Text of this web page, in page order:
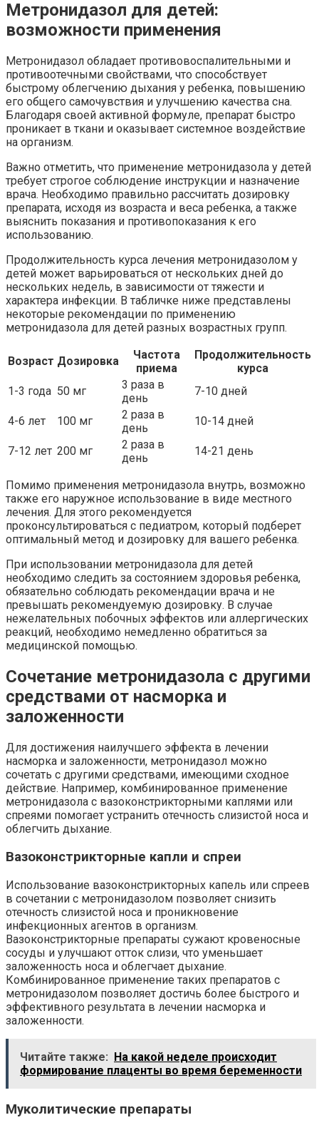
Метронидазол для детей:
возможности применения
Метронидазол обладает противовоспалительными и
противоотечными свойствами, что способствует
быстрому облегчению дыхания у ребенка, повышению
его общего самочувствия и улучшению качества сна.
Благодаря своей активной формуле, препарат быстро
проникает в ткани и оказывает системное воздействие
на организм.
Важно отметить, что применение метронидазола у детей
требует строгое соблюдение инструкции и назначение
врача. Необходимо правильно рассчитать дозировку
препарата, исходя из возраста и веса ребенка, а также
выяснить показания и противопоказания к его
использованию.
Продолжительность курса лечения метронидазолом у
детей может варьироваться от нескольких дней до
нескольких недель, в зависимости от тяжести и
характера инфекции. В табличке ниже представлены
некоторые рекомендации по применению
метронидазола для детей разных возрастных групп.
Возраст Дозировка
Частота
приема
Продолжительность
курса
1-3 года 50 мг
3 раза в
день
7-10 дней
4-6 лет 100 мг
2 раза в
день
10-14 дней
7-12 лет 200 мг
2 раза в
день
14-21 день
Помимо применения метронидазола внутрь, возможно
также его наружное использование в виде местного
лечения. Для этого рекомендуется
проконсультироваться с педиатром, который подберет
оптимальный метод и дозировку для вашего ребенка.
При использовании метронидазола для детей
необходимо следить за состоянием здоровья ребенка,
обязательно соблюдать рекомендации врача и не
превышать рекомендуемую дозировку. В случае
нежелательных побочных эффектов или аллергических
реакций, необходимо немедленно обратиться за
медицинской помощью.
Сочетание метронидазола с другими
средствами от насморка и
заложенности
Для достижения наилучшего эффекта в лечении
насморка и заложенности, метронидазол можно
сочетать с другими средствами, имеющими сходное
действие. Например, комбинированное применение
метронидазола с вазоконстрикторными каплями или
спреями помогает устранить отечность слизистой носа и
облегчить дыхание.
Вазоконстрикторные капли и спреи
Использование вазоконстрикторных капель или спреев
в сочетании с метронидазолом позволяет снизить
отечность слизистой носа и проникновение
инфекционных агентов в организм.
Вазоконстрикторные препараты сужают кровеносные
сосуды и улучшают отток слизи, что уменьшает
заложенность носа и облегчает дыхание.
Комбинированное применение таких препаратов с
метронидазолом позволяет достичь более быстрого и
эффективного результата в лечении насморка и
заложенности.
Читайте также: На какой неделе происходит
формирование плаценты во время беременности
Муколитические препараты